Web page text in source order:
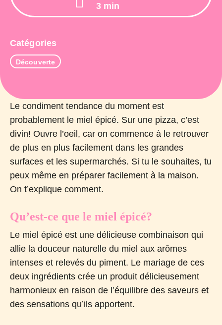
3 min
Catégories
Découverte
Le condiment tendance du moment est
probablement le miel épicé. Sur une pizza, c’est
divin! Ouvre l’oeil, car on commence à le retrouver
de plus en plus facilement dans les grandes
surfaces et les supermarchés. Si tu le souhaites, tu
peux même en préparer facilement à la maison.
On t’explique comment.
Qu’est-ce que le miel épicé?
Le miel épicé est une délicieuse combinaison qui
allie la douceur naturelle du miel aux arômes
intenses et relevés du piment. Le mariage de ces
deux ingrédients crée un produit délicieusement
harmonieux en raison de l’équilibre des saveurs et
des sensations qu’ils apportent.